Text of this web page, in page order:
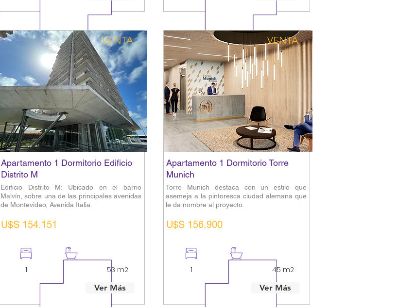
VENTA
Apartamento 1 Dormitorio Edificio
Distrito M
Edificio Distrito M: Ubicado en el barrio
Malvín, sobre una de las principales avenidas
de Montevideo, Avenida Italia.
U$S 154.151
1
53 m2
Ver Más
VENTA
Apartamento 1 Dormitorio Torre
Munich
Torre Munich destaca con un estilo que
asemeja a la pintoresca ciudad alemana que
le da nombre al proyecto.
U$S 156.900
1
45 m2
Ver Más